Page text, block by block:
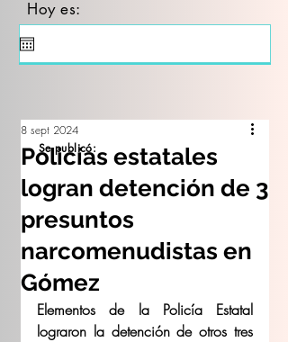
Hoy es:
Policías estatales
logran detención de 3
presuntos
narcomenudistas en
Gómez
8 sept 2024
Elementos de la Policía Estatal
lograron la detención de otros tres
Se publicó: